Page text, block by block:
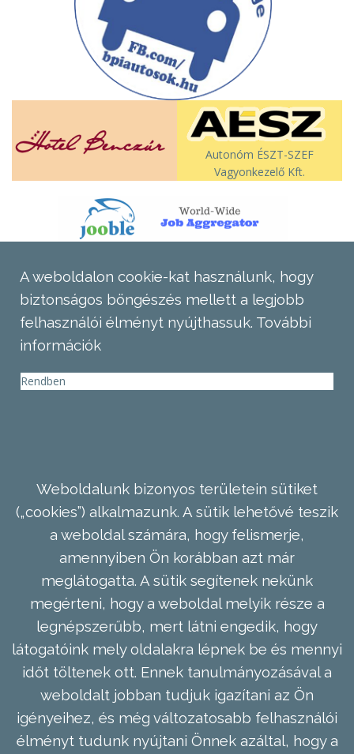
Autonóm ÉSZT-SZEF
Vagyonkezelő Kft.
A weboldalon cookie-kat használunk, hogy
biztonságos böngészés mellett a legjobb
felhasználói élményt nyújthassuk. További
információk
Rendben
Weboldalunk bizonyos területein sütiket
(„cookies”) alkalmazunk. A sütik lehetővé teszik
a weboldal számára, hogy felismerje,
amennyiben Ön korábban azt már
meglátogatta. A sütik segítenek nekünk
megérteni, hogy a weboldal melyik része a
legnépszerűbb, mert látni engedik, hogy
látogatóink mely oldalakra lépnek be és mennyi
időt töltenek ott. Ennek tanulmányozásával a
weboldalt jobban tudjuk igazítani az Ön
igényeihez, és még változatosabb felhasználói
élményt tudunk nyújtani Önnek azáltal, hogy a